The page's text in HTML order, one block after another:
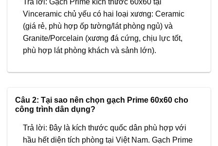
Trả lời: Gạch Prime kích thước 60x60 tại
Vinceramic chủ yếu có hai loại xương: Ceramic
(giá rẻ, phù hợp ốp tường/lát phòng ngủ) và
Granite/Porcelain (xương đá cứng, chịu lực tốt,
phù hợp lát phòng khách và sảnh lớn).
Câu 2: Tại sao nên chọn gạch Prime 60x60 cho
công trình dân dụng?
Trả lời: Đây là kích thước quốc dân phù hợp với
hầu hết diện tích phòng tại Việt Nam. Gạch Prime